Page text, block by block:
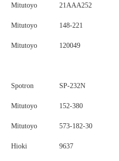
Mitutoyo 21AAA252
Mitutoyo 148-221
Mitutoyo 120049
Spotron SP-232N
Mitutoyo 152-380
Mitutoyo 573-182-30
Hioki 9637